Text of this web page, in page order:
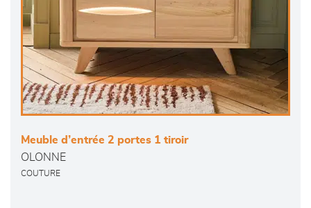
Meuble d’entrée 2 portes 1 tiroir
OLONNE
COUTURE